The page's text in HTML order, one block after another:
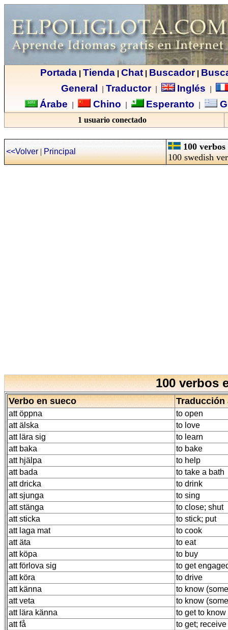
Portada| Tienda| Chat| Buscador|
General
Traductor| Inglés
Árabe Chino Esperanto
1 usuario conectado
<<Volver|Principal
100
100 swedish
100 verbos
Verboen sueco Traducción
att öppna
to open
att älska
to love
att lära sig
to learn
att baka
to bake
att hjälpa
to help
att bada
to take a bath
att dricka
to drink
att sjunga
to sing
att stänga
to close; shut
att sticka
to stick; put
att laga mat
to cook
att äta
to eat
att köpa
to buy
att förlova sig
to get
att köra
to drive
att känna
to know
att veta
to know
att lära känna
to get to know
att få
to get; receive